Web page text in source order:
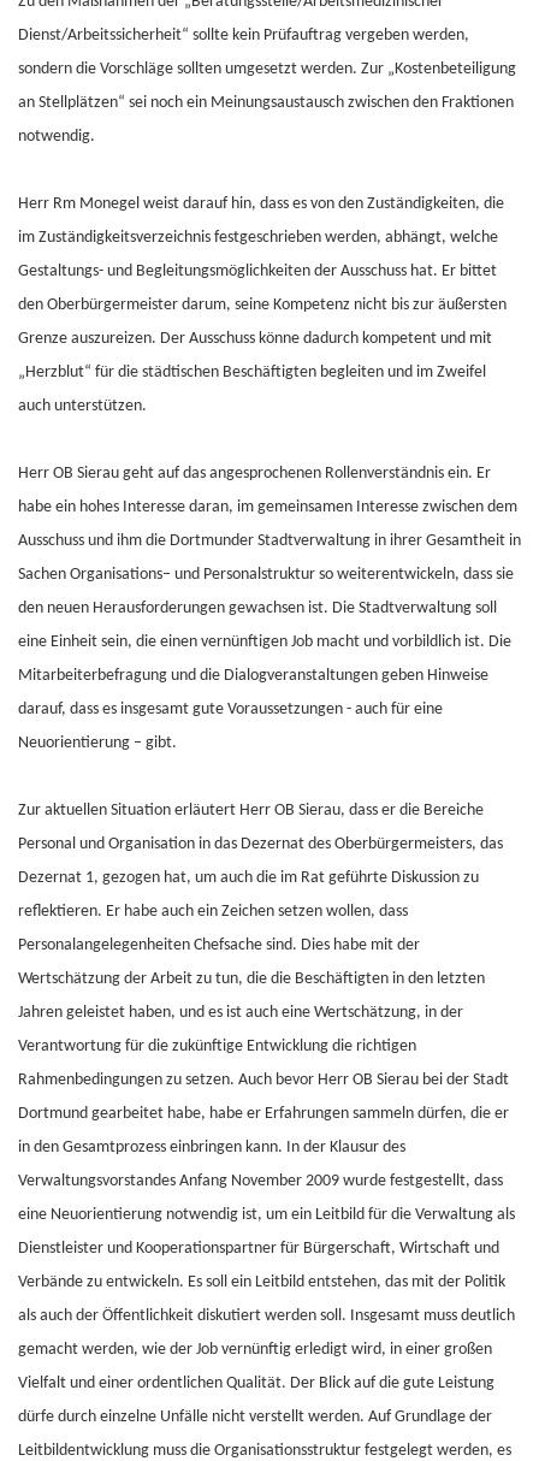
Dienst/Arbeitssicherheit“ sollte kein Prüfauftrag vergeben werden,
sondern die Vorschläge sollten umgesetzt werden. Zur „Kostenbeteiligung
an Stellplätzen“ sei noch ein Meinungsaustausch zwischen den Fraktionen
notwendig.
Herr Rm Monegel weist darauf hin, dass es von den Zuständigkeiten, die
im Zuständigkeitsverzeichnis festgeschrieben werden, abhängt, welche
Gestaltungs- und Begleitungsmöglichkeiten der Ausschuss hat. Er bittet
den Oberbürgermeister darum, seine Kompetenz nicht bis zur äußersten
Grenze auszureizen. Der Ausschuss könne dadurch kompetent und mit
„Herzblut“ für die städtischen Beschäftigten begleiten und im Zweifel
auch unterstützen.
Herr OB Sierau geht auf das angesprochenen Rollenverständnis ein. Er
habe ein hohes Interesse daran, im gemeinsamen Interesse zwischen dem
Ausschuss und ihm die Dortmunder Stadtverwaltung in ihrer Gesamtheit in
Sachen Organisations– und Personalstruktur so weiterentwickeln, dass sie
den neuen Herausforderungen gewachsen ist. Die Stadtverwaltung soll
eine Einheit sein, die einen vernünftigen Job macht und vorbildlich ist. Die
Mitarbeiterbefragung und die Dialogveranstaltungen geben Hinweise
darauf, dass es insgesamt gute Voraussetzungen - auch für eine
Neuorientierung – gibt.
Zur aktuellen Situation erläutert Herr OB Sierau, dass er die Bereiche
Personal und Organisation in das Dezernat des Oberbürgermeisters, das
Dezernat 1, gezogen hat, um auch die im Rat geführte Diskussion zu
reflektieren. Er habe auch ein Zeichen setzen wollen, dass
Personalangelegenheiten Chefsache sind. Dies habe mit der
Wertschätzung der Arbeit zu tun, die die Beschäftigten in den letzten
Jahren geleistet haben, und es ist auch eine Wertschätzung, in der
Verantwortung für die zukünftige Entwicklung die richtigen
Rahmenbedingungen zu setzen. Auch bevor Herr OB Sierau bei der Stadt
Dortmund gearbeitet habe, habe er Erfahrungen sammeln dürfen, die er
in den Gesamtprozess einbringen kann. In der Klausur des
Verwaltungsvorstandes Anfang November 2009 wurde festgestellt, dass
eine Neuorientierung notwendig ist, um ein Leitbild für die Verwaltung als
Dienstleister und Kooperationspartner für Bürgerschaft, Wirtschaft und
Verbände zu entwickeln. Es soll ein Leitbild entstehen, das mit der Politik
als auch der Öffentlichkeit diskutiert werden soll. Insgesamt muss deutlich
gemacht werden, wie der Job vernünftig erledigt wird, in einer großen
Vielfalt und einer ordentlichen Qualität. Der Blick auf die gute Leistung
dürfe durch einzelne Unfälle nicht verstellt werden. Auf Grundlage der
Leitbildentwicklung muss die Organisationsstruktur festgelegt werden, es